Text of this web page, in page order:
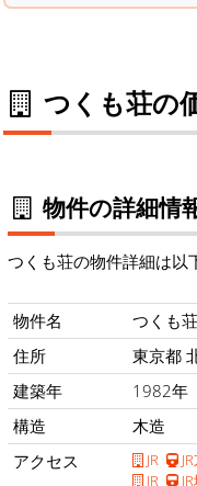
つくも荘の
物件の詳細情
つくも荘の物件詳細は以
物件名
つくも荘
住所
東京都
建築年
1982年
構造
木造
アクセス
JR
JR